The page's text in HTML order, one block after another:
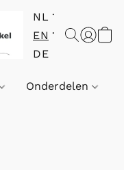
NL
EN
DE
Onderdelen